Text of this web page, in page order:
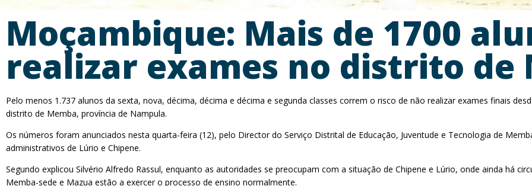
Moçambique: Mais de 1700
realizar exames no distrito de
Pelo menos 1.737 alunos da sexta, nova, décima, décima e décima e segunda classes correm o risco de não realizar exames finais
distrito de Memba, província de Nampula.
Os números foram anunciados nesta quarta-feira (12), pelo Director do Serviço Distrital de Educação, Juventude e Tecnologia de
administrativos de Lúrio e Chipene.
Segundo explicou Silvério Alfredo Rassul, enquanto as autoridades se preocupam com a situação de Chipene e Lúrio, onde ainda há
Memba-sede e Mazua estão a exercer o processo de ensino normalmente.